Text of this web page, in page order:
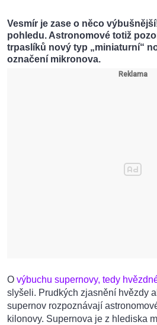
Vesmír je zase o něco
pohledu. Astronomové totiž
trpaslíků nový typ „miniaturní“
označení mikronova.
O výbuchu supernovy, tedy
slyšeli. Prudkých zjasnění hvězdy
supernov rozpoznávají
kilonovy. Supernova je z hlediska